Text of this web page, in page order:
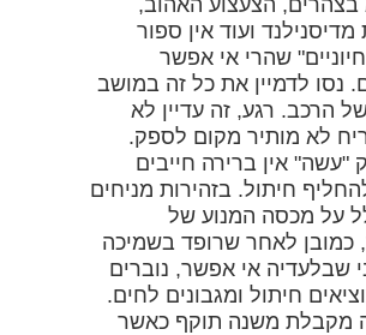
הצעצוע האהוב,
מדיסנילנד ועוד אין ספור
שהרי אי אפשר
נסו לדמיין את כל זה במושב
הרכב. רגע, זה עדיין לא
לא מותיר מקום לספק.
"עשה" אין ברירה חייבים
חיתול. בזהירות מניחים
על מכסה המנוע של
כמובן לאחר שרופד בשמיכה
שבלעדיה אי אפשר, נוברים
חיתול ומגבונים לחים.
מקבלת משנה תוקף כאשר